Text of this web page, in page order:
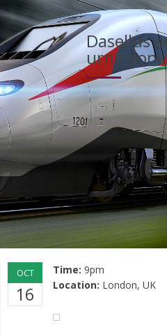
Dasellus
urna
OCT
16
Time: 9pm
Location: London, UK